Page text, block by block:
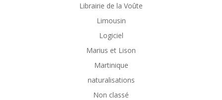
Librairie de la Voûte
Limousin
Logiciel
Marius et Lison
Martinique
naturalisations
Non classé